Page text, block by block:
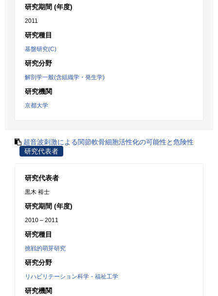
研究期間 (年度)
2011
研究種目
基盤研究(C)
研究分野
解剖学一般(含組織学・発生学)
研究機関
京都大学
超音波刺激による関節軟骨細胞活性化の可能性と危険性
研究代表者
研究代表者
黒木 裕士
研究期間 (年度)
2010 – 2011
研究種目
挑戦的萌芽研究
研究分野
リハビリテーション科学・福祉工学
研究機関